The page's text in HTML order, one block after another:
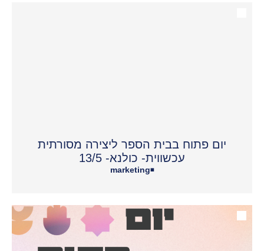
יום פתוח בבית הספר ליצירה מסורתית
עכשווית- כולנא- 13/5
•
marketing